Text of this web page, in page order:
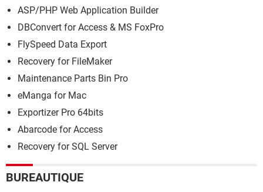
ASP/PHP Web Application Builder
DBConvert for Access & MS FoxPro
FlySpeed Data Export
Recovery for FileMaker
Maintenance Parts Bin Pro
eManga for Mac
Exportizer Pro 64bits
Abarcode for Access
Recovery for SQL Server
BUREAUTIQUE